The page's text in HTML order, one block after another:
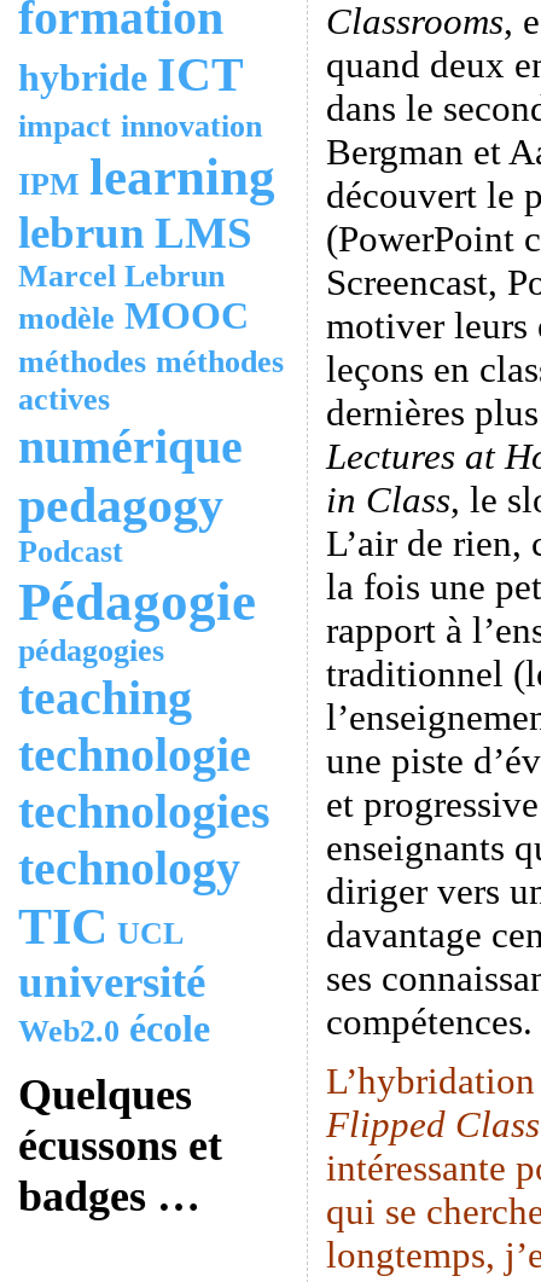
formation
hybride ICT
impact innovation
IPM learning
lebrun LMS
Marcel Lebrun
modèle MOOC
méthodes méthodes
actives
numérique
pedagogy
Podcast
Pédagogie
pédagogies
teaching
technologie
technologies
technology
TIC UCL
université
Web2.0 école
Quelques
écussons et
badges …
Classrooms,
quand deux
dans le
Bergman et
découvert le
(PowerPoint
Screencast,
motiver leurs
leçons en
dernières
Lectures at
in Class, le
L’air de rien,
la fois une
rapport à
traditionnel
une piste
et
enseignants
diriger vers
davantage
ses
compétences.
Flipped
intéressante
qui se
longtemps,